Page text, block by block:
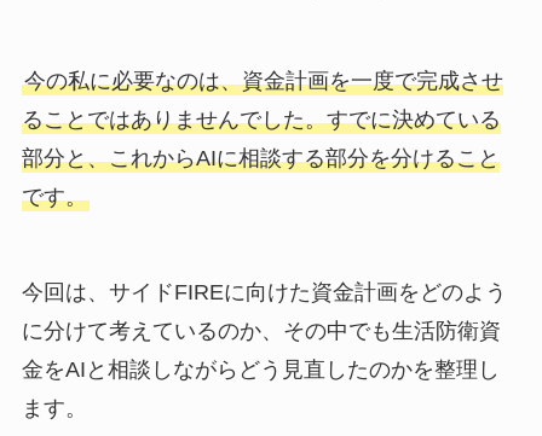
今の私に必要なのは、資金計画を一度で完成させ
ることではありませんでした。すでに決めている
部分と、これからAIに相談する部分を分けること
です。
今回は、サイドFIREに向けた資金計画をどのよう
に分けて考えているのか、その中でも生活防衛資
金をAIと相談しながらどう見直したのかを整理し
ます。